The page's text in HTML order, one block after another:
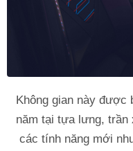
Không gian này được
năm tại tựa lưng,
các tính năng mới